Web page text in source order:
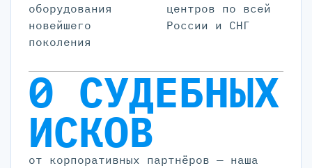
оборудования
новейшего
поколения
центров по всей
России и СНГ
0 СУДЕБНЫХ
ИСКОВ
от корпоративных партнёров — наша